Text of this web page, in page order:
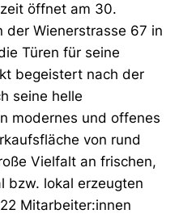
öffnet am 30.
der Wienerstrasse 67 in
Türen für seine
begeistert nach der
seine helle
modernes und offenes
von rund
Vielfalt an frischen,
bzw. lokal erzeugten
Mitarbeiter:innen